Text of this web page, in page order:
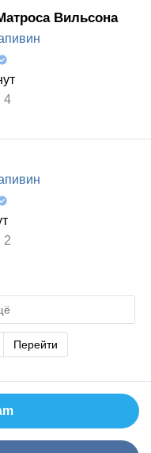
Вильсона
4
2
Перейти